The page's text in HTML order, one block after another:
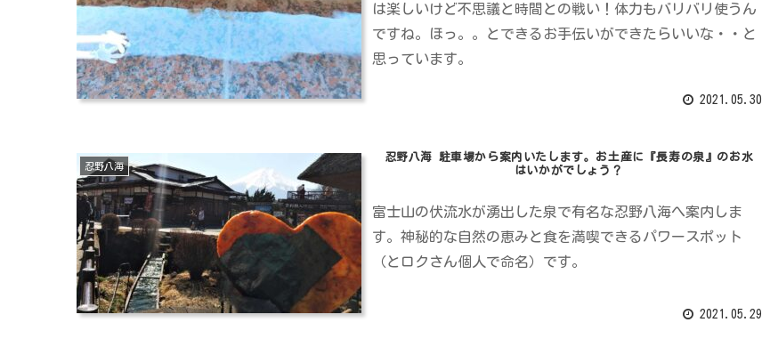
は楽しいけど不思議と時間との戦い！体力もバリバリ使うん
ですね。ほっ。。とできるお手伝いができたらいいな・・と
思っています。
2021.05.30
忍野八海
忍野八海 駐車場から案内いたします。お土産に『長寿の泉』のお水
はいかがでしょう？
富士山の伏流水が湧出した泉で有名な忍野八海へ案内しま
す。神秘的な自然の恵みと食を満喫できるパワースポット
（とロクさん個人で命名）です。
2021.05.29